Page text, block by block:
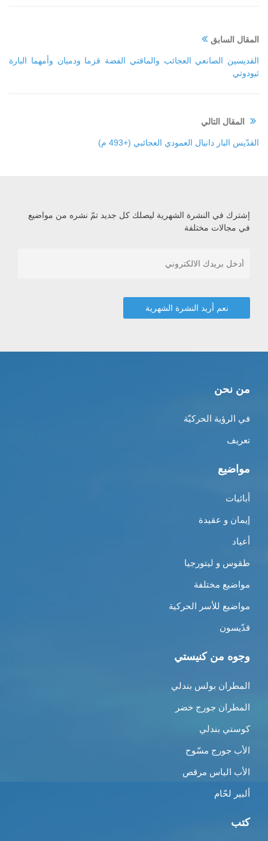
المقال السابق
القديسين الصانعي العجائب والماقتي الفضة قزما ودميان وأمهما البارة
ثيودوتي
المقال التالي
القدّيس البار دانيال العمودي العجائبي (+493 م)
إشترك في النشرة الشهرية ليصلك كل جديد تمّ نشره من مواضيع
في مجالات مختلفة
من نحن
في الرؤية الحركيّة
تعريف
مواضيع
أبائيات
إيمان و عقيدة
أعياد
طقوس و ليتورجيا
مواضيع مختلفة
مواضيع للأسر الحركية
قدّيسون
وجوه من كنيستي
المطران بولس بندلي
المطران جورج خضر
كوستي بندلي
الأب جورج مسّوح
الأب الياس مرقص
ألبير لحّام
كتب